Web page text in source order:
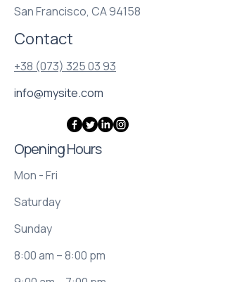
San Francisco, CA 94158
Contact
+38 (073) 325 03 93
info@mysite.com
Opening Hours
Mon - Fri
Saturday
​Sunday
8:00 am – 8:00 pm